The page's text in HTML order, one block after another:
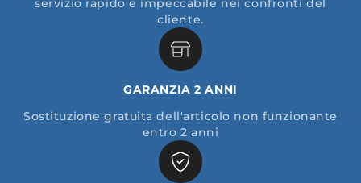
servizio rapido e impeccabile nei confronti del
cliente.
GARANZIA 2 ANNI
Sostituzione gratuita dell'articolo non funzionante
entro 2 anni